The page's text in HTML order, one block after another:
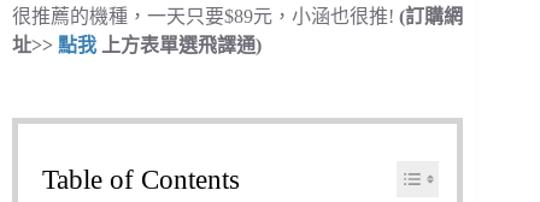
很推薦的機種，一天只要$89元，小涵也很推! (訂購網
址>> 點我 上方表單選飛譯通)
Table of Contents